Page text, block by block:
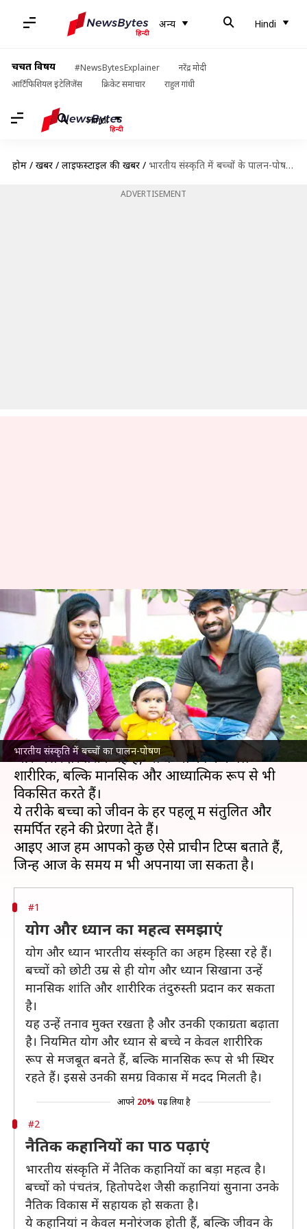
अन्य Hindi
चर्चित विषय #NewsBytesExplainer
नरेंद्र मोदी
आर्टिफिशियल इंटेलिजेंस
क्रिकेट समाचार राहुल गांधी
Hindi
होम / खबरें / लाइफस्टाइल की खबरें / भारतीय संस्कृति में बच्चों के पालन-पोषण के लिए इन 5 प्राचीन टिप्स को अपनाएं
ADVERTISEMENT
भारतीय संस्कृति में बच्चों का पालन-पोषण
भारतीय संस्कृति में बच्चों के पालन-
पोषण के लिए इन 5 प्राचीन टिप्स को
अपनाएं
लेखन अंजली Jul 09, 2026 06:02 pm
क्या है खबर?
भारतीय संस्कृति में बच्चों के पालन-पोषण के कई पुराने
और असरदार तरीके रहे हैं, जो बच्चों को न केवल
शारीरिक, बल्कि मानसिक और आध्यात्मिक रूप से भी
विकसित करते हैं।
ये तरीके बच्चों को जीवन के हर पहलू में संतुलित और
समर्पित रहने की प्रेरणा देते हैं।
आइए आज हम आपको कुछ ऐसे प्राचीन टिप्स बताते हैं,
#1
योग और ध्यान का महत्व समझाएं
योग और ध्यान भारतीय संस्कृति का अहम हिस्सा रहे हैं।
बच्चों को छोटी उम्र से ही योग और ध्यान सिखाना उन्हें
मानसिक शांति और शारीरिक तंदुरुस्ती प्रदान कर सकता
है।
यह उन्हें तनाव मुक्त रखता है और उनकी एकाग्रता बढ़ाता
है। नियमित योग और ध्यान से बच्चे न केवल शारीरिक
रूप से मजबूत बनते हैं, बल्कि मानसिक रूप से भी स्थिर
रहते हैं। इससे उनकी समग्र विकास में मदद मिलती है।
आपने 20% पढ़ लिया है
#2
नैतिक कहानियों का पाठ पढ़ाएं
भारतीय संस्कृति में नैतिक कहानियों का बड़ा महत्व है।
बच्चों को पंचतंत्र, हितोपदेश जैसी कहानियां सुनाना उनके
नैतिक विकास में सहायक हो सकता है।
ये कहानियां न केवल मनोरंजक होती हैं, बल्कि जीवन के